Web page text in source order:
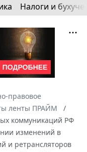
Налоги и
правовое
ленты ПРАЙМ
коммуникаций РФ
изменений в
и ретрансляторов